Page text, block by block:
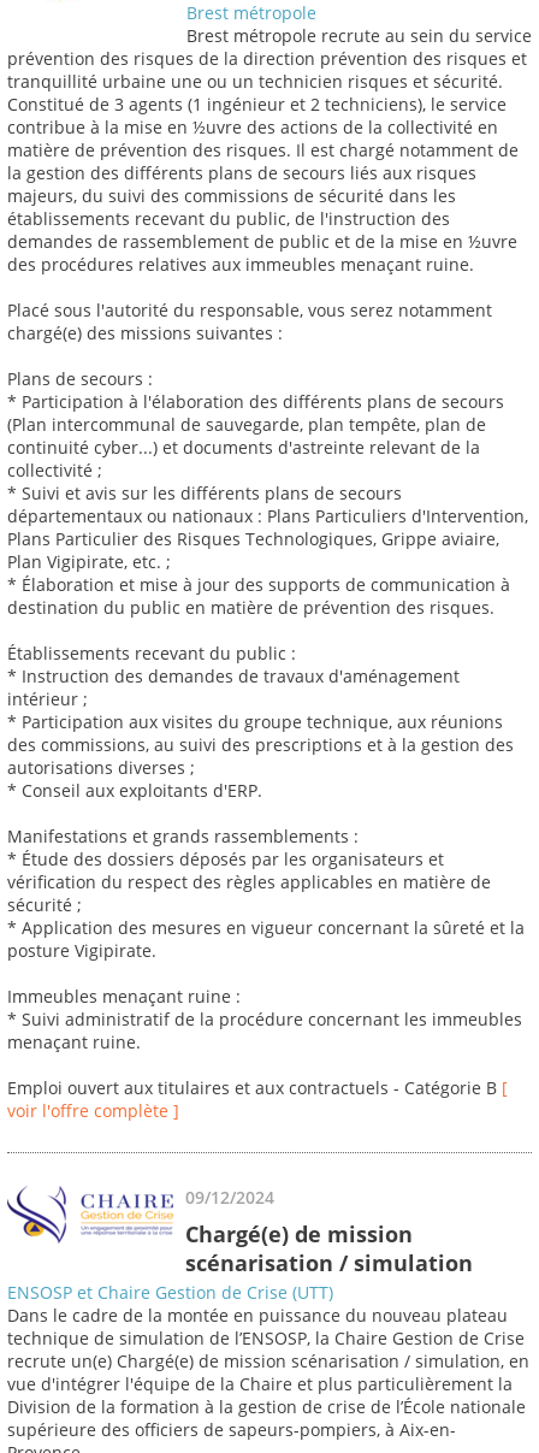
Brest métropole
Brest métropole recrute au sein du service
prévention des risques de la direction prévention des risques et
tranquillité urbaine une ou un technicien risques et sécurité.
Constitué de 3 agents (1 ingénieur et 2 techniciens), le service
contribue à la mise en ½uvre des actions de la collectivité en
matière de prévention des risques. Il est chargé notamment de
la gestion des différents plans de secours liés aux risques
majeurs, du suivi des commissions de sécurité dans les
établissements recevant du public, de l'instruction des
demandes de rassemblement de public et de la mise en ½uvre
des procédures relatives aux immeubles menaçant ruine.
Placé sous l'autorité du responsable, vous serez notamment
chargé(e) des missions suivantes :
Plans de secours :
* Participation à l'élaboration des différents plans de secours
(Plan intercommunal de sauvegarde, plan tempête, plan de
continuité cyber...) et documents d'astreinte relevant de la
collectivité ;
* Suivi et avis sur les différents plans de secours
départementaux ou nationaux : Plans Particuliers d'Intervention,
Plans Particulier des Risques Technologiques, Grippe aviaire,
Plan Vigipirate, etc. ;
* Élaboration et mise à jour des supports de communication à
destination du public en matière de prévention des risques.
Établissements recevant du public :
* Instruction des demandes de travaux d'aménagement
intérieur ;
* Participation aux visites du groupe technique, aux réunions
des commissions, au suivi des prescriptions et à la gestion des
autorisations diverses ;
* Conseil aux exploitants d'ERP.
Manifestations et grands rassemblements :
* Étude des dossiers déposés par les organisateurs et
vérification du respect des règles applicables en matière de
sécurité ;
* Application des mesures en vigueur concernant la sûreté et la
posture Vigipirate.
Immeubles menaçant ruine :
* Suivi administratif de la procédure concernant les immeubles
menaçant ruine.
Emploi ouvert aux titulaires et aux contractuels - Catégorie B [
voir l'offre complète ]
09/12/2024
Chargé(e) de mission
scénarisation / simulation
ENSOSP et Chaire Gestion de Crise (UTT)
Dans le cadre de la montée en puissance du nouveau plateau
technique de simulation de l’ENSOSP, la Chaire Gestion de Crise
recrute un(e) Chargé(e) de mission scénarisation / simulation, en
vue d'intégrer l'équipe de la Chaire et plus particulièrement la
Division de la formation à la gestion de crise de l’École nationale
supérieure des officiers de sapeurs-pompiers, à Aix-en-